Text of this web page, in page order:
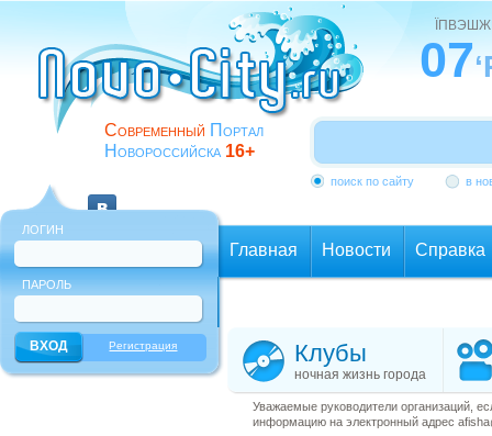
Современный Портал
Новороссийска 16+
07
поиск по сайту в
ЛОГИН
ПАРОЛЬ
Регистрация
Главная Новости Справка
Клубы
ночная жизнь города
Уважаемые руководители организаций,
информацию на электронный адрес